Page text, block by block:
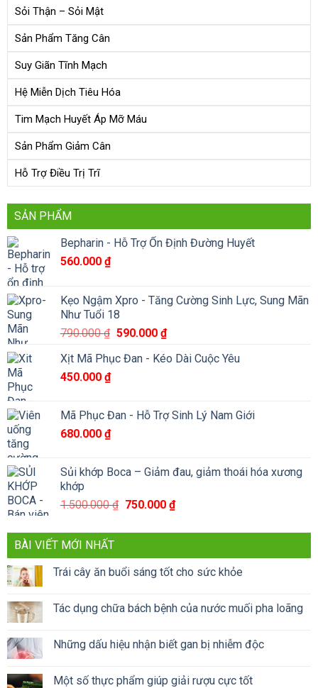
Sỏi Thận – Sỏi Mật
Sản Phẩm Tăng Cân
Suy Giãn Tĩnh Mạch
Hệ Miễn Dịch Tiêu Hóa
Tim Mạch Huyết Áp Mỡ Máu
Sản Phẩm Giảm Cân
Hỗ Trợ Điều Trị Trĩ
SẢN PHẨM
Bepharin - Hỗ Trợ Ổn Định Đường Huyết
560.000 ₫
Kẹo Ngậm Xpro - Tăng Cường Sinh Lực, Sung Mãn
Như Tuổi 18
790.000₫ Giá
là:
590.000 ₫Giá
tại
Xịt Mã Phục Đan - Kéo Dài Cuộc Yêu
450.000 ₫
Mã Phục Đan - Hỗ Trợ Sinh Lý Nam Giới
680.000 ₫
Sủi khớp Boca – Giảm đau, giảm thoái hóa xương
khớp
1.500.000₫ Giá
là:
750.000 ₫Giá
tại
BÀI VIẾT MỚI NHẤT
Trái cây ăn buổi sáng tốt cho sức khỏe
Tác dụng chữa bách bệnh của nước muối pha loãng
Những dấu hiệu nhận biết gan bị nhiễm độc
Một số thực phẩm giúp giải rượu cực tốt